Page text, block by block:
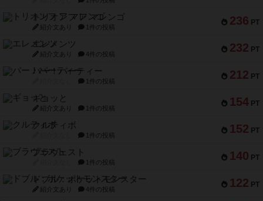
236 PT
トリオンフ ア マレンゴ
紹介文あり 1件の投稿
232 PT
エレメンツ
紹介文あり 4件の投稿
212 PT
バー！パーティー
1件の投稿
154 PT
ギョッと
紹介文あり 1件の投稿
152 PT
クルティボ
1件の投稿
140 PT
ブラヴェスト
1件の投稿
122 PT
ドブル：ポケットモンスター
紹介文あり 4件の投稿